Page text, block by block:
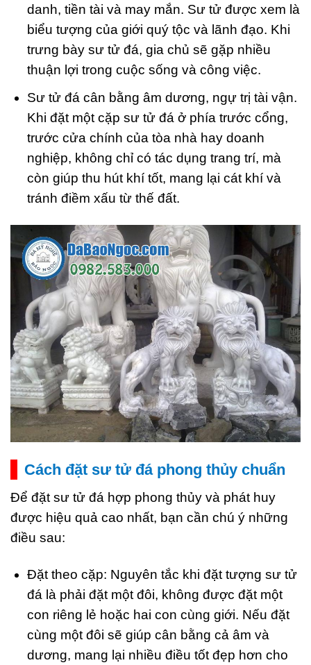
danh, tiền tài và may mắn. Sư tử được xem là
biểu tượng của giới quý tộc và lãnh đạo. Khi
trưng bày sư tử đá, gia chủ sẽ gặp nhiều
thuận lợi trong cuộc sống và công việc.
Sư tử đá cân bằng âm dương, ngự trị tài vận.
Khi đặt một cặp sư tử đá ở phía trước cổng,
trước cửa chính của tòa nhà hay doanh
nghiệp, không chỉ có tác dụng trang trí, mà
còn giúp thu hút khí tốt, mang lại cát khí và
tránh điềm xấu từ thế đất.
Cách đặt sư tử đá phong thủy chuẩn
Để đặt sư tử đá hợp phong thủy và phát huy
được hiệu quả cao nhất, bạn cần chú ý những
điều sau:
Đặt theo cặp: Nguyên tắc khi đặt tượng sư tử
đá là phải đặt một đôi, không được đặt một
con riêng lẻ hoặc hai con cùng giới. Nếu đặt
cùng một đôi sẽ giúp cân bằng cả âm và
dương, mang lại nhiều điều tốt đẹp hơn cho